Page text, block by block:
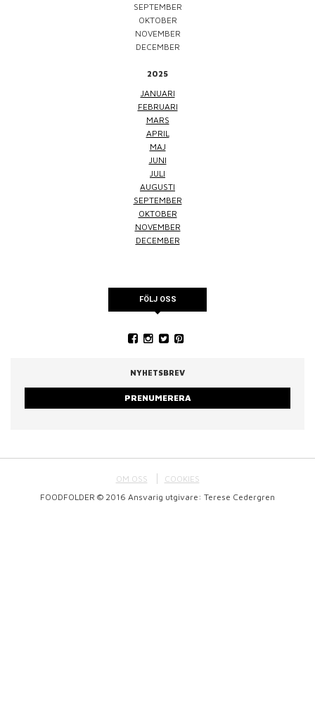
SEPTEMBER
OKTOBER
NOVEMBER
DECEMBER
2025
JANUARI
FEBRUARI
MARS
APRIL
MAJ
JUNI
JULI
AUGUSTI
SEPTEMBER
OKTOBER
NOVEMBER
DECEMBER
FÖLJ OSS
NYHETSBREV
PRENUMERERA
OM OSS
COOKIES
FOODFOLDER © 2016 Ansvarig utgivare: Terese Cedergren